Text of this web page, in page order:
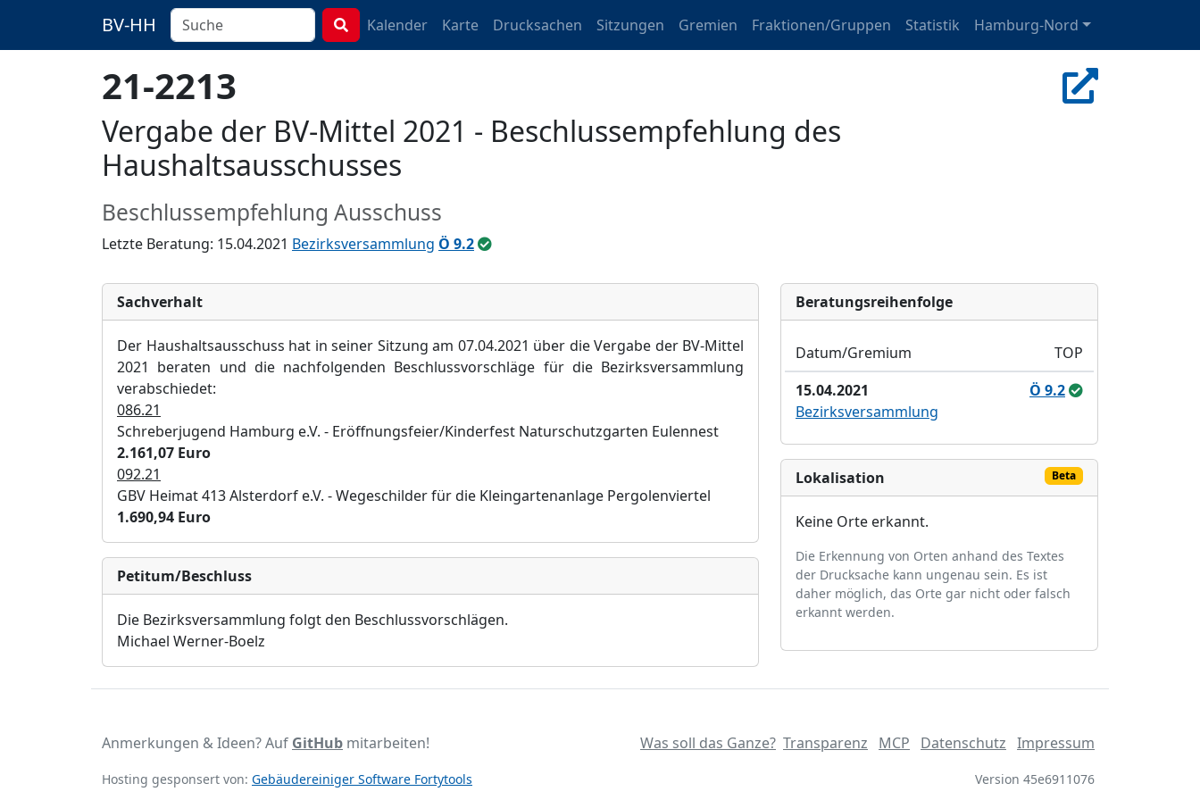
BV-HH Kalender Karte Drucksachen Sitzungen Gremien Fraktionen/Gruppen Statistik Hamburg-Nord
21-2213
Vergabe der BV-Mittel 2021 - Beschlussempfehlung des
Haushaltsausschusses
Beschlussempfehlung Ausschuss
Letzte Beratung: 15.04.2021 Bezirksversammlung Ö 9.2
Sachverhalt
Der Haushaltsausschuss hat in seiner Sitzung am 07.04.2021 über die Vergabe der BV-Mittel
2021 beraten und die nachfolgenden Beschlussvorschläge für die Bezirksversammlung
verabschiedet:
086.21
Schreberjugend Hamburg e.V. - Eröffnungsfeier/Kinderfest Naturschutzgarten Eulennest
2.161,07 Euro
092.21
GBV Heimat 413 Alsterdorf e.V. - Wegeschilder für die Kleingartenanlage Pergolenviertel
1.690,94 Euro
Petitum/Beschluss
Die Bezirksversammlung folgt den Beschlussvorschlägen.
Michael Werner-Boelz
Bera­tungs­reihen­folge
Datum/Gremium
TOP
15.04.2021
Ö 9.2
Bezirksversammlung
Lokalisation Beta
Keine Orte erkannt.
Die Erkennung von Orten anhand des Textes
der Drucksache kann ungenau sein. Es ist
daher möglich, das Orte gar nicht oder falsch
erkannt werden.
Was soll das Ganze? Transparenz MCP Datenschutz Impressum
Version 45e6911076
Anmerkungen & Ideen? Auf GitHub mitarbeiten!
Hosting gesponsert von: Gebäudereiniger Software Fortytools